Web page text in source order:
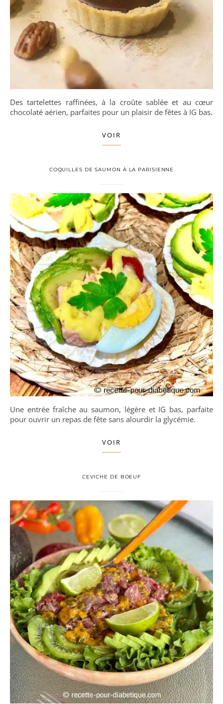
Des tartelettes raffinées, à la croûte sablée et au cœur
chocolaté aérien, parfaites pour un plaisir de fêtes à IG bas.
VOIR
COQUILLES DE SAUMON À LA PARISIENNE
Une entrée fraîche au saumon, légère et IG bas, parfaite
pour ouvrir un repas de fête sans alourdir la glycémie.
VOIR
CEVICHE DE BOEUF